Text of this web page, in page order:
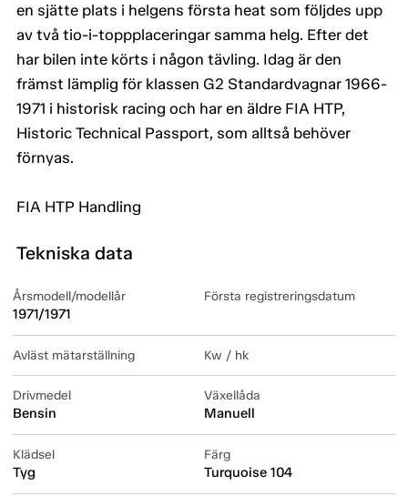
en sjätte plats i helgens första heat som följdes upp
av två tio-i-toppplaceringar samma helg. Efter det
har bilen inte körts i någon tävling. Idag är den
främst lämplig för klassen G2 Standardvagnar 1966-
1971 i historisk racing och har en äldre FIA HTP,
Historic Technical Passport, som alltså behöver
förnyas.
FIA HTP Handling
Tekniska data
Årsmodell/modellår
1971/1971
Första registreringsdatum
Avläst mätarställning Kw / hk
Drivmedel
Bensin
Växellåda
Manuell
Klädsel
Tyg
Färg
Turquoise 104